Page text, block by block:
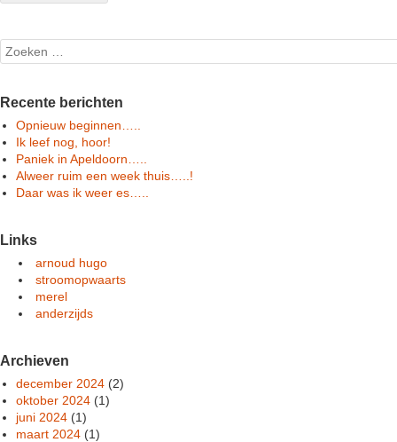
Search
Recente berichten
Opnieuw beginnen…..
Ik leef nog, hoor!
Paniek in Apeldoorn…..
Alweer ruim een week thuis…..!
Daar was ik weer es…..
Links
arnoud hugo
stroomopwaarts
merel
anderzijds
Archieven
december 2024 (2)
oktober 2024 (1)
juni 2024 (1)
maart 2024 (1)